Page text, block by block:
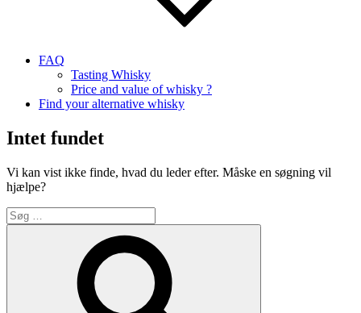
FAQ
Tasting Whisky
Price and value of whisky ?
Find your alternative whisky
Intet fundet
Vi kan vist ikke finde, hvad du leder efter. Måske en søgning vil
hjælpe?
Søg
efter: